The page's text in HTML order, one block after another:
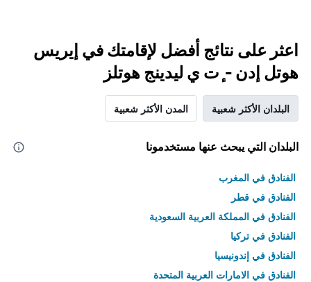
اعثر على نتائج أفضل لإقامتك في إيريس
هوتل إدن - ٕت ي ليدينج هوتلز
البلدان الأكثر شعبية المدن الأكثر شعبية
البلدان التي يبحث عنها مستخدمونا
الفنادق في المغرب
الفنادق في قطر
الفنادق في المملكة العربية السعودية
الفنادق في تركيا
الفنادق في إندونيسيا
الفنادق في الامارات العربية المتحدة